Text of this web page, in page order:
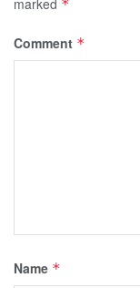
*
Comment *
Name *